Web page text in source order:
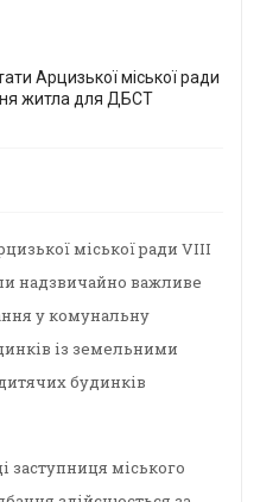
міської ради VIII
надзвичайно важливе
у комунальну
із земельними
будинків
заступниця міського